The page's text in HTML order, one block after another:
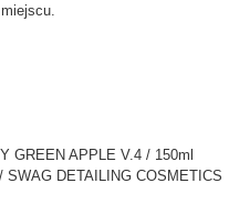
GREEN APPLE V.4 / 150ml
DETAILING COSMETICS